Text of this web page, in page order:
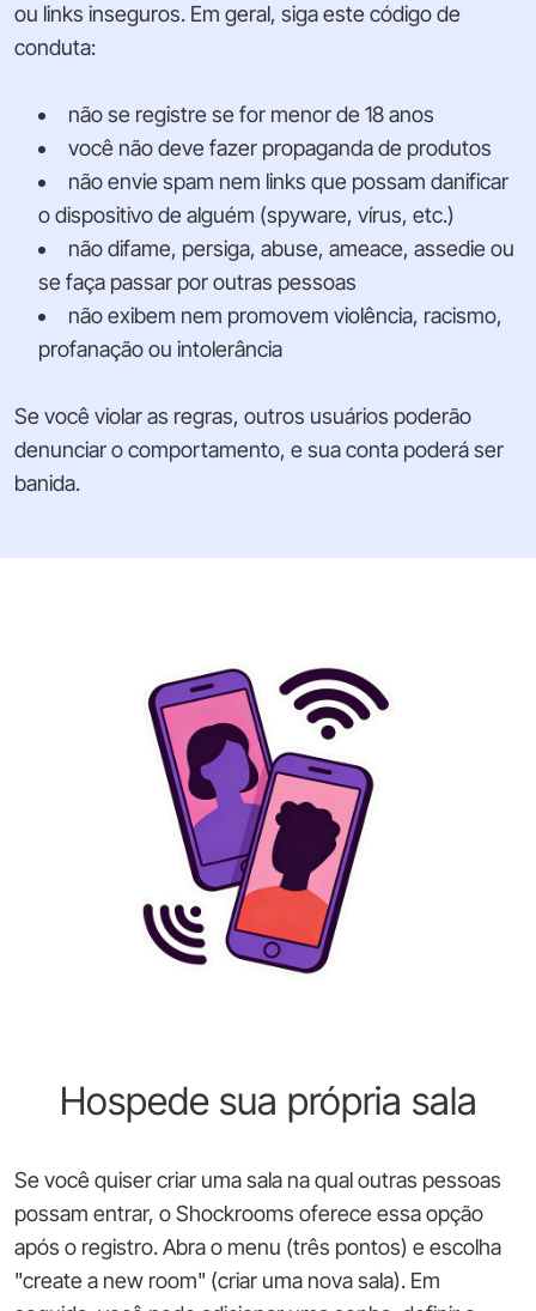
ou links inseguros. Em geral, siga este código de
conduta:
não se registre se for menor de 18 anos
você não deve fazer propaganda de produtos
não envie spam nem links que possam danificar
o dispositivo de alguém (spyware, vírus, etc.)
não difame, persiga, abuse, ameace, assedie ou
se faça passar por outras pessoas
não exibem nem promovem violência, racismo,
profanação ou intolerância
Se você violar as regras, outros usuários poderão
denunciar o comportamento, e sua conta poderá ser
banida.
Hospede sua própria sala
Se você quiser criar uma sala na qual outras pessoas
possam entrar, o Shockrooms oferece essa opção
após o registro. Abra o menu (três pontos) e escolha
"create a new room" (criar uma nova sala). Em